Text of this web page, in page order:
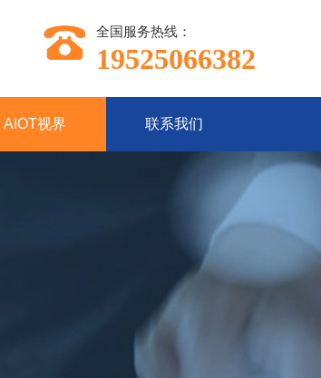
全国服务热线：
19525066382
AIOT视界 联系我们